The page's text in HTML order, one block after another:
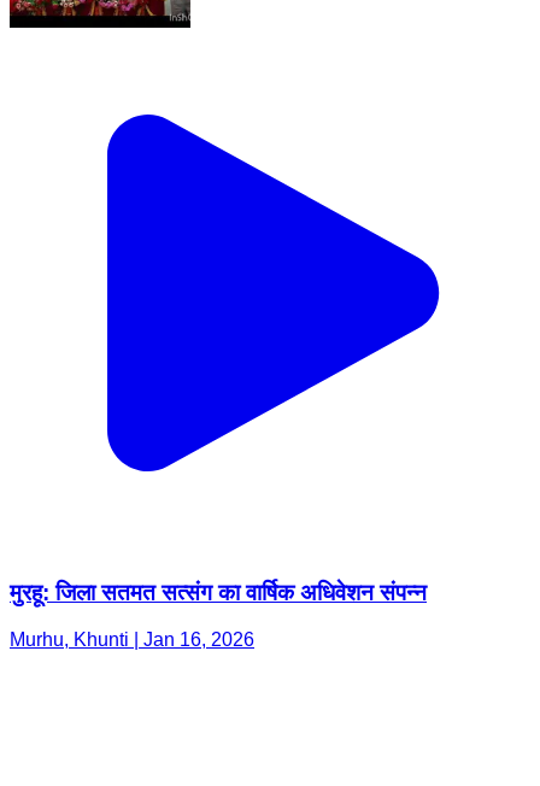
मुरहू: जिला सतमत सत्संग का वार्षिक अधिवेशन संपन्न
Murhu, Khunti | Jan 16, 2026